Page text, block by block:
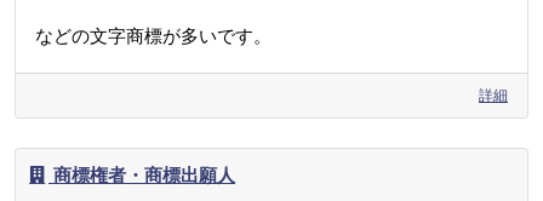
などの文字商標が多いです。
詳細
商標権者・商標出願人